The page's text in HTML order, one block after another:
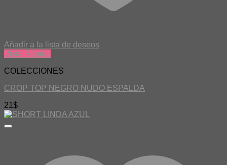
Añadir a la lista de deseos
Vista Rápida
COLECCIONES
CROP TOP NEGRO NUDO ESPALDA
21 $